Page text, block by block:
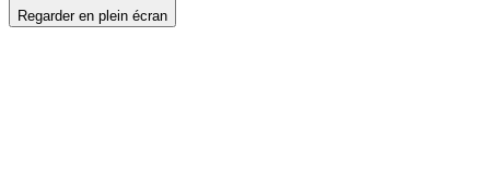
Regarder en plein écran